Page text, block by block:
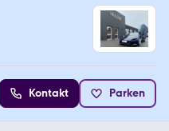
Kontakt Parken